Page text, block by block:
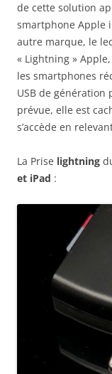
de cette solution
smartphone Apple
autre marque, le
« Lightning »
les smartphones
USB de génération
prévue, elle est
s’accède en
La Prise lightning
et iPad :